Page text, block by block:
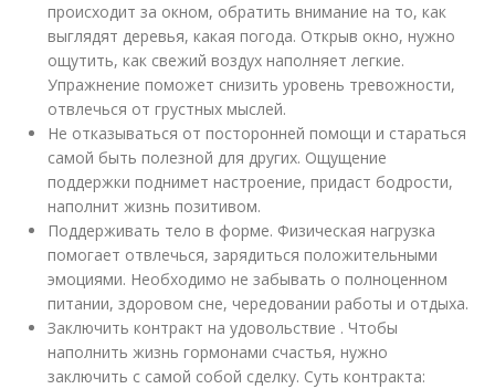
происходит за окном, обратить внимание на то, как
выглядят деревья, какая погода. Открыв окно, нужно
ощутить, как свежий воздух наполняет легкие.
Упражнение поможет снизить уровень тревожности,
отвлечься от грустных мыслей.
Не отказываться от посторонней помощи и стараться
самой быть полезной для других. Ощущение
поддержки поднимет настроение, придаст бодрости,
наполнит жизнь позитивом.
Поддерживать тело в форме. Физическая нагрузка
помогает отвлечься, зарядиться положительными
эмоциями. Необходимо не забывать о полноценном
питании, здоровом сне, чередовании работы и отдыха.
Заключить контракт на удовольствие . Чтобы
наполнить жизнь гормонами счастья, нужно
заключить с самой собой сделку. Суть контракта: